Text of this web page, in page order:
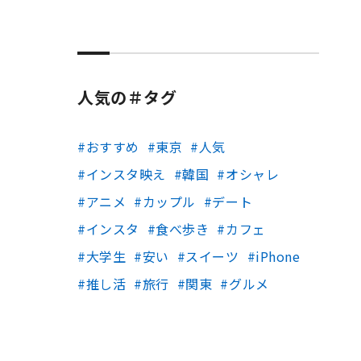
人気の＃タグ
おすすめ 東京
人気
インスタ映え
韓国
オシャレ
アニメ
カップル
デート
インスタ
食べ歩き
カフェ
大学生
安い スイーツ
iPhone
推し活
旅行 関東 グルメ